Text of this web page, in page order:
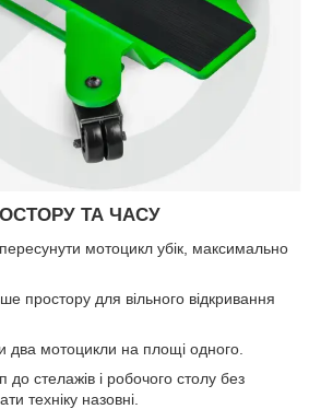
ТА ЧАСУ
мотоцикл убік, максимально
простору для вільного відкривання
два мотоцикли на площі одного.
стелажів і робочого столу без
техніку назовні.